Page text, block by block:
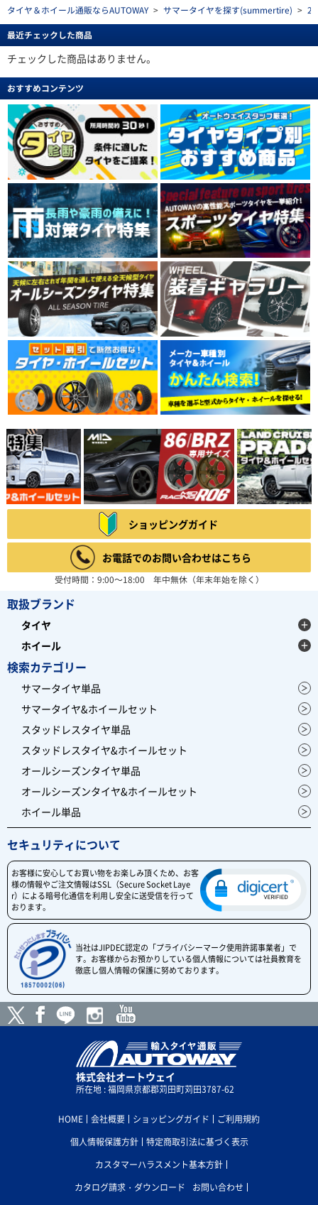
タイヤ＆ホイール通販ならAUTOWAY > サマータイヤを探す(summertire) >
最近チェックした商品
チェックした商品はありません。
おすすめコンテンツ
ショッピングガイド
お電話でのお問い合わせはこちら
受付時間：9:00～18:00 年中無休（年末年始を除く）
取扱ブランド
タイヤ
ホイール
検索カテゴリー
サマータイヤ単品
サマータイヤ&ホイールセット
スタッドレスタイヤ単品
スタッドレスタイヤ&ホイールセット
オールシーズンタイヤ単品
オールシーズンタイヤ&ホイールセット
ホイール単品
セキュリティについて
お客様に安心してお買い物をお楽しみ頂くため、お客
様の情報やご注文情報はSSL（Secure Socket Laye
r）による暗号化通信を利用し安全に送受信を行って
おります。
当社はJIPDEC認定の「プライバシーマーク使用許諾事業者」で
す。お客様からお預かりしている個人情報については社員教育を
徹底し個人情報の保護に努めております。
株式会社オートウェイ
所在地 : 福岡県京都郡苅田町苅田3787-62
HOME 会社概要 ショッピングガイド
ご利用規約
個人情報保護方針
特定商取引法に基づく表示
カスタマーハラスメント基本方針
カタログ請求・ダウンロード
お問い合わせ